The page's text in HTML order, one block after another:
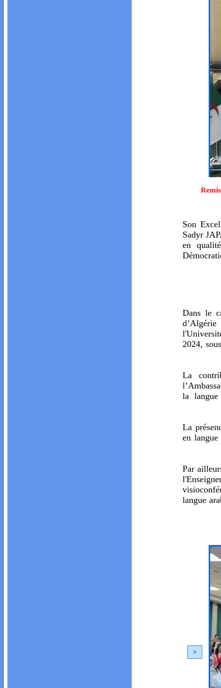
Son
Sadyr
en
Dans le
2024,
La
la
La
en
Par
langue
<